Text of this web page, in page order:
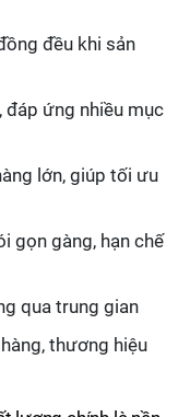
đều khi sản
đáp ứng nhiều mục
lớn, giúp tối ưu
gọn gàng, hạn chế
qua trung gian
thương hiệu